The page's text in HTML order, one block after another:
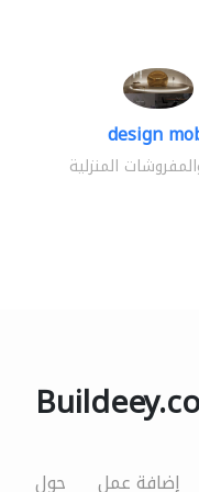
design
المنزلية
حول إضافة عمل